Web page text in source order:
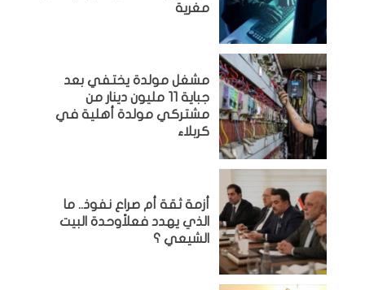
مغرية
مشغل مولدة يختفي بعد
جباية 11 مليون دينار من
مشتركي مولدة أهلية في
كربلاء
أزمة ثقة أم صراع نفوذ.. ما
الذي يهدد فعلاًوحدة البيت
الشيعي ؟